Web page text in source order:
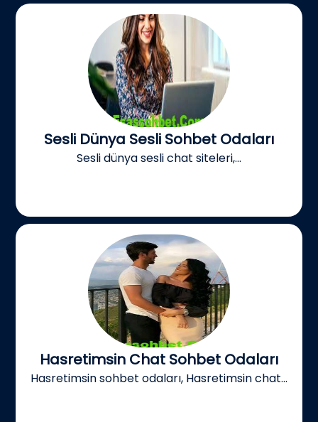
Sesli Dünya Sesli Sohbet Odaları
Sesli dünya sesli chat siteleri,...
Hasretimsin Chat Sohbet Odaları
Hasretimsin sohbet odaları, Hasretimsin chat...